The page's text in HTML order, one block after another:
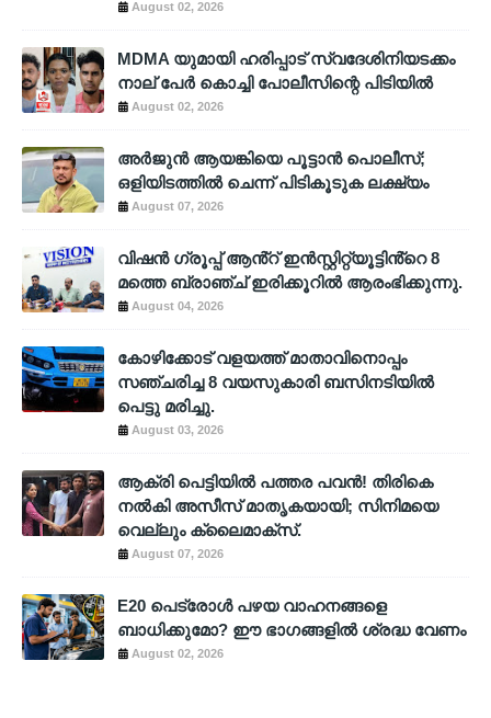
August 02, 2026
MDMA യുമായി ഹരിപ്പാട് സ്വദേശിനിയടക്കം
നാല് പേർ കൊച്ചി പോലീസിന്റെ പിടിയിൽ
August 02, 2026
അര്‍ജുന്‍ ആയങ്കിയെ പൂട്ടാന്‍ പൊലീസ്;
ഒളിയിടത്തില്‍ ചെന്ന് പിടികൂടുക ലക്ഷ്യം
August 07, 2026
വിഷൻ ഗ്രൂപ്പ് ആൻ്റ് ഇൻസ്റ്റിറ്റ്യൂട്ടിൻ്റെ 8
മത്തെ ബ്രാഞ്ച് ഇരിക്കൂറിൽ ആരംഭിക്കുന്നു.
August 04, 2026
കോഴിക്കോട് വളയത്ത് മാതാവിനൊപ്പം
സഞ്ചരിച്ച 8 വയസുകാരി ബസിനടിയിൽ
പെട്ടു മരിച്ചു.
August 03, 2026
ആക്രി പെട്ടിയിൽ പത്തര പവൻ! തിരികെ
നൽകി അസീസ് മാതൃകയായി; സിനിമയെ
വെല്ലും ക്ലൈമാക്സ്.
August 07, 2026
E20 പെട്രോൾ പഴയ വാഹനങ്ങളെ
ബാധിക്കുമോ? ഈ ഭാഗങ്ങളിൽ ശ്രദ്ധ വേണം
August 02, 2026